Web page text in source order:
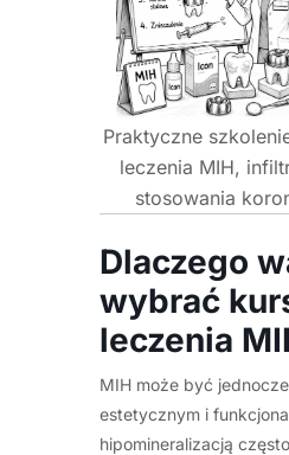
Praktyczne
leczenia MIH,
stosowania
Dlaczego
wybrać
leczenia
MIH może być
estetycznym i
hipomineralizacją